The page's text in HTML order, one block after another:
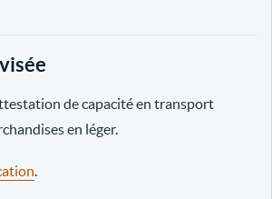
de capacité en transport
en léger.
.